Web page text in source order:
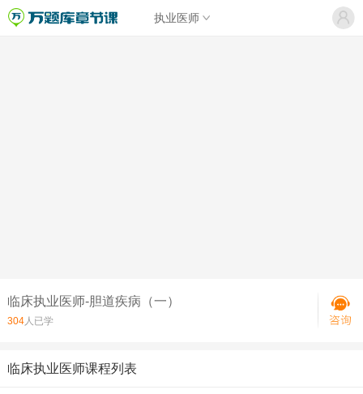
执业医师
临床执业医师-胆道疾病（一）
304人已学
临床执业医师课程列表